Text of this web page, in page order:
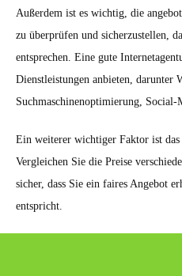
Außerdem ist es wichtig, die
zu überprüfen und sicherzustellen,
entsprechen. Eine gute
Dienstleistungen anbieten, darunter
Suchmaschinenoptimierung,
Ein weiterer wichtiger Faktor ist das
Vergleichen Sie die Preise
sicher, dass Sie ein faires Angebot
entspricht.